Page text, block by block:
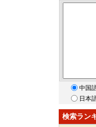
中国
日本
検索ラン